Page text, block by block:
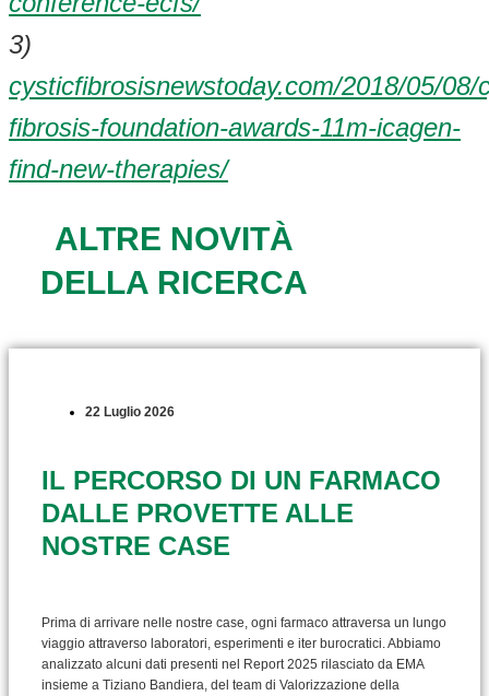
3)
cysticfibrosisnewstoday.com/2018/05/08/
fibrosis-foundation-awards-11m-icagen-
find-new-therapies/
ALTRE NOVITÀ
DELLA RICERCA
22 Luglio 2026
IL PERCORSO DI UN FARMACO
DALLE PROVETTE ALLE
NOSTRE CASE
Prima di arrivare nelle nostre case, ogni farmaco attraversa un lungo
viaggio attraverso laboratori, esperimenti e iter burocratici. Abbiamo
analizzato alcuni dati presenti nel Report 2025 rilasciato da EMA
insieme a Tiziano Bandiera, del team di Valorizzazione della